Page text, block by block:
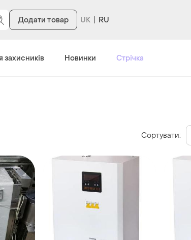
Додати товар RU
захисників Новинки Стрічка
Сортувати: